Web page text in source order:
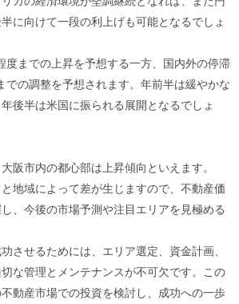
に向けて一段の利上げも可能となるでしょ
度までの上昇を予想する一方、国内外の停滞
での調整を予想されます。年前半は緩やかな
後半は米国に振られる展開となるでしょ
阪市内の都心部は上昇傾向といえます。
地域によって差が生じますので、不動産価
、今後の市場予測や注目エリアを見極める
させるためには、エリア選定、資金計画、
な管理とメンテナンスが不可欠です。この
動産市場での投資を検討し、成功への一歩